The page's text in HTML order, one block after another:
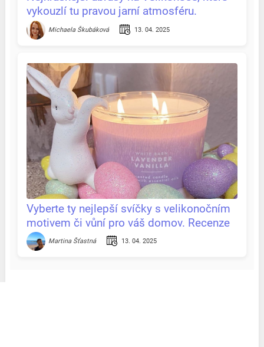
vykouzlí tu pravou jarní atmosféru.
Recenze & tipy na jednom místě
Michaela Škubáková 13. 04. 2025
Vyberte ty nejlepší svíčky s velikonočním
motivem či vůní pro váš domov. Recenze
& tipy na jednom místě
Martina Šťastná 13. 04. 2025